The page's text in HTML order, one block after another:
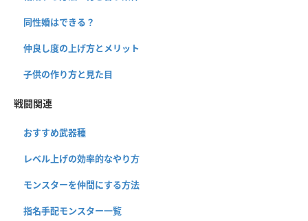
同性婚はできる？
仲良し度の上げ方とメリット
子供の作り方と見た目
戦闘関連
おすすめ武器種
レベル上げの効率的なやり方
モンスターを仲間にする方法
指名手配モンスター一覧